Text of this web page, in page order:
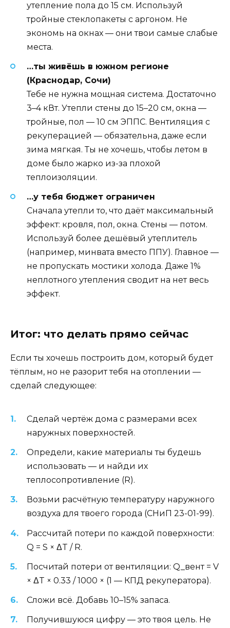
утепление пола до 15 см. Используй
тройные стеклопакеты с аргоном. Не
экономь на окнах — они твои самые слабые
места.
…ты живёшь в южном регионе
(Краснодар, Сочи)
Тебе не нужна мощная система. Достаточно
3–4 кВт. Утепли стены до 15–20 см, окна —
тройные, пол — 10 см ЭППС. Вентиляция с
рекуперацией — обязательна, даже если
зима мягкая. Ты не хочешь, чтобы летом в
доме было жарко из-за плохой
теплоизоляции.
…у тебя бюджет ограничен
Сначала утепли то, что даёт максимальный
эффект: кровля, пол, окна. Стены — потом.
Используй более дешёвый утеплитель
(например, минвата вместо ППУ). Главное —
не пропускать мостики холода. Даже 1%
неплотного утепления сводит на нет весь
эффект.
Итог: что делать прямо сейчас
Если ты хочешь построить дом, который будет
тёплым, но не разорит тебя на отоплении —
сделай следующее:
Сделай чертёж дома с размерами всех
наружных поверхностей.
Определи, какие материалы ты будешь
использовать — и найди их
теплосопротивление (R).
Возьми расчётную температуру наружного
воздуха для твоего города (СНиП 23-01-99).
Рассчитай потери по каждой поверхности:
Q = S × ΔT / R.
Посчитай потери от вентиляции: Q_вент = V
× ΔT × 0.33 / 1000 × (1 — КПД рекуператора).
Сложи всё. Добавь 10–15% запаса.
Получившуюся цифру — это твоя цель. Не